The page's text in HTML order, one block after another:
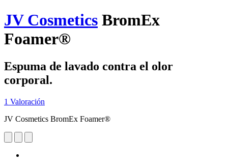
JV Cosmetics BromEx
Foamer®
Espuma de lavado contra el olor
corporal.
1 Valoración
JV Cosmetics BromEx Foamer®